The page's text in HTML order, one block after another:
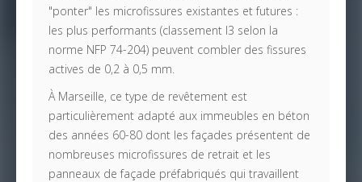
"ponter" les microfissures existantes et futures :
les plus performants (classement I3 selon la
norme NFP 74-204) peuvent combler des fissures
actives de 0,2 à 0,5 mm.
À Marseille, ce type de revêtement est
particulièrement adapté aux immeubles en béton
des années 60-80 dont les façades présentent de
nombreuses microfissures de retrait et les
panneaux de façade préfabriqués qui travaillent